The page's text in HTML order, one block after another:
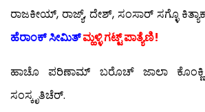
ರಾಜಕೀಯ್, ರಾಜ್ಯ್, ದೇಶ್, ಸಂಸಾರ್ ಸಗ್ಳೊ
ಹೆರಾಂಕ್ ಸೀಮಿತ್ಮ್ಹಳ್ಳಿ ಗಟ್ಟ್ ಪಾತ್ಯೆಣಿ!
ಹಾಚೊ ಪರಿಣಾಮ್ ಬರೊಚ್ ಜಾಲಾ
ಸಂಸ್ಕೃತಿಚೆರ್.